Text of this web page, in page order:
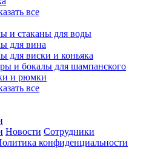
все
и стаканы для воды
для вина
для виски и коньяка
и бокалы для шампанского
и рюмки
все
Новости Сотрудники
конфиденциальности